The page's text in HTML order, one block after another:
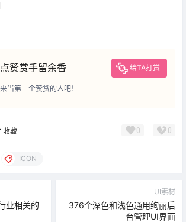
赞赏手留余香 给TA打赏
当第一个赞赏的人吧！
收藏 0 0
ICON
业相关的
UI素材
376个深色和浅色通用绚丽后
台管理UI界面